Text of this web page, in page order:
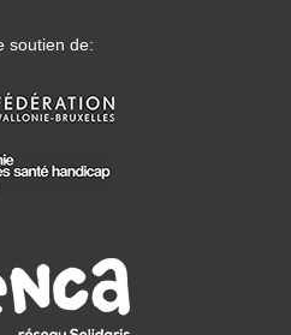
soutien de: